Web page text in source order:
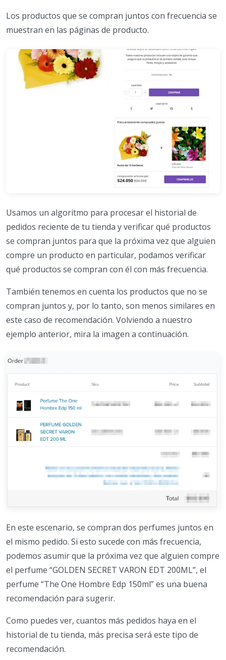
Los productos que se compran juntos con frecuencia se
muestran en las páginas de producto.
Usamos un algoritmo para procesar el historial de
pedidos reciente de tu tienda y verificar qué productos
se compran juntos para que la próxima vez que alguien
compre un producto en particular, podamos verificar
qué productos se compran con él con más frecuencia.
También tenemos en cuenta los productos que no se
compran juntos y, por lo tanto, son menos similares en
este caso de recomendación. Volviendo a nuestro
ejemplo anterior, mira la imagen a continuación.
En este escenario, se compran dos perfumes juntos en
el mismo pedido. Si esto sucede con más frecuencia,
podemos asumir que la próxima vez que alguien compre
el perfume “GOLDEN SECRET VARON EDT 200ML”, el
perfume “The One Hombre Edp 150ml” es una buena
recomendación para sugerir.
Como puedes ver, cuantos más pedidos haya en el
historial de tu tienda, más precisa será este tipo de
recomendación.